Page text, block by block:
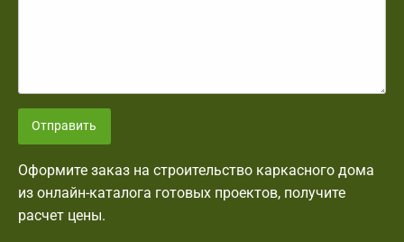
Отправить
Оформите заказ на строительство каркасного дома
из онлайн-каталога готовых проектов, получите
расчет цены.